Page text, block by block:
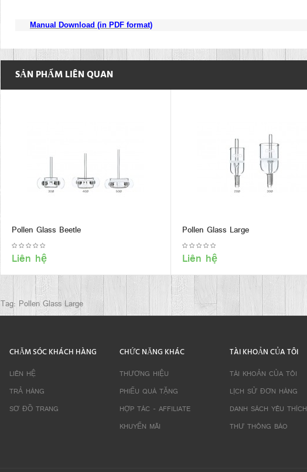
Manual Download (in PDF format)
SẢN PHẨM LIÊN QUAN
Pollen Glass Beetle
Liên hệ
Pollen Glass Large
Liên hệ
Tag: Pollen Glass Large
CHĂM SÓC KHÁCH HÀNG
LIÊN HỆ
TRẢ HÀNG
SƠ ĐỒ TRANG
CHỨC NĂNG KHÁC
THƯƠNG HIỆU
PHIẾU QUÀ TẶNG
HỢP TÁC - AFFILIATE
KHUYẾN MÃI
TÀI KHOẢN CỦA TÔI
TÀI KHOẢN CỦA TÔI
LỊCH SỬ ĐƠN HÀNG
DANH SÁCH YÊU THÍCH
THƯ THÔNG BÁO